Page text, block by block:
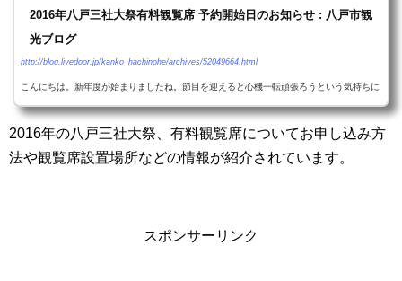
2016年八戸三社大祭有料観覧席 予約開始日のお知らせ : 八戸市観
光ブログ
http://blog.livedoor.jp/kanko_hachinohe/archives/52049664.html
こんにちは。新年度が始まりましたね。節目を迎えると心機一転頑張ろうという気持ちに
なりますね！当ブログはこれからも八戸の旬な情報をご案内していきますのでよろしくお
願い致します。さて、今日は今年度の八戸三社大祭の有料観覧席の予約受付についてご案
内しま...
2016年の八戸三社大祭、有料観覧席についてお申し込み方
法や観覧席設置場所などの情報が紹介されています。
スポンサーリンク